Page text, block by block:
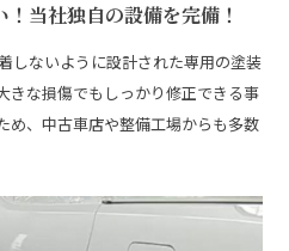
当社独自の設備を完備！
しないように設計された専用の塗装
きな損傷でもしっかり修正できる事
め、中古車店や整備工場からも多数